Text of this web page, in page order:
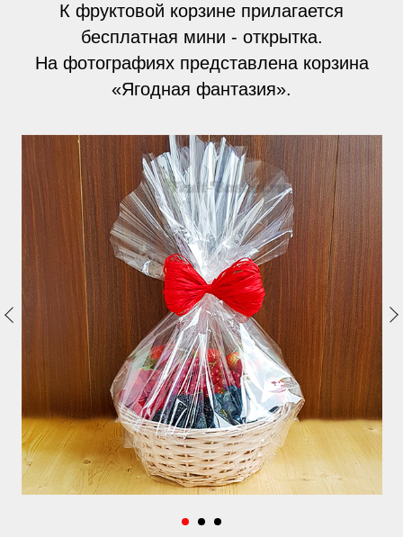
К фруктовой корзине прилагается
бесплатная мини - открытка.
На фотографиях представлена корзина
«Ягодная фантазия».